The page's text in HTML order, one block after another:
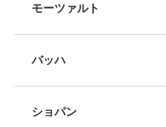
モーツァルト
バッハ
ショパン